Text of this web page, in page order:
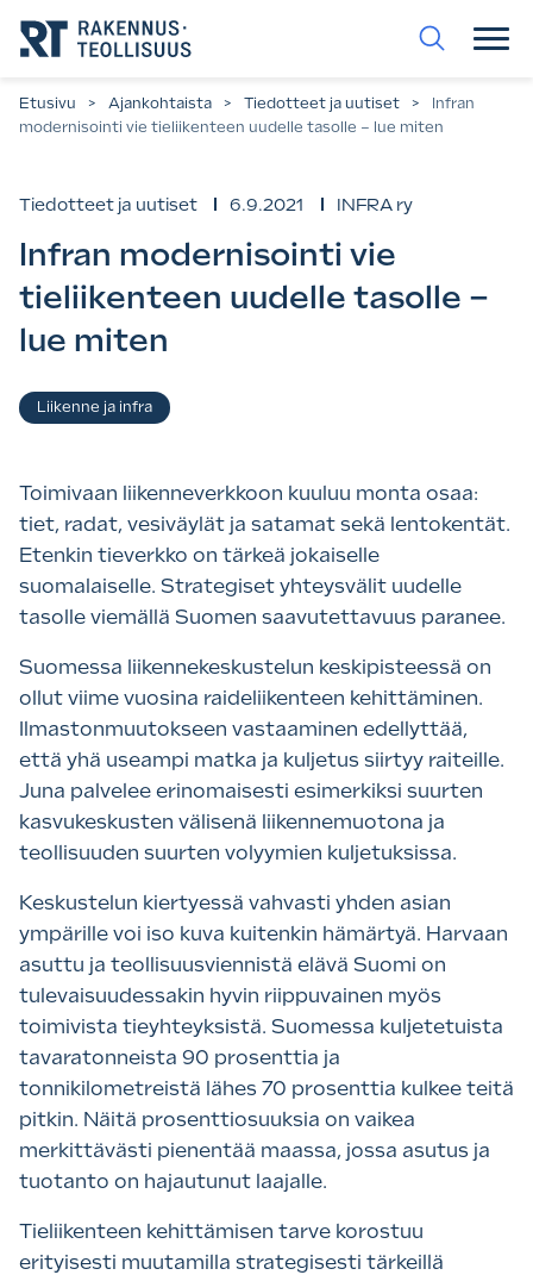
suoraan
sisältöön.
Etusivu > Ajankohtaista > Tiedotteet ja uutiset >
Infran
modernisointi vie tieliikenteen uudelle tasolle – lue miten
Tiedotteet ja uutiset 6.9.2021 INFRA ry
Infran modernisointi vie
tieliikenteen uudelle tasolle –
lue miten
Asiasanat
Liikenne ja infra
Toimivaan liikenneverkkoon kuuluu monta osaa:
tiet, radat, vesiväylät ja satamat sekä lentokentät.
Etenkin tieverkko on tärkeä jokaiselle
suomalaiselle. Strategiset yhteysvälit uudelle
tasolle viemällä Suomen saavutettavuus paranee.
Suomessa liikennekeskustelun keskipisteessä on
ollut viime vuosina raideliikenteen kehittäminen.
Ilmastonmuutokseen vastaaminen edellyttää,
että yhä useampi matka ja kuljetus siirtyy raiteille.
Juna palvelee erinomaisesti esimerkiksi suurten
kasvukeskusten välisenä liikennemuotona ja
teollisuuden suurten volyymien kuljetuksissa.
Keskustelun kiertyessä vahvasti yhden asian
ympärille voi iso kuva kuitenkin hämärtyä. Harvaan
asuttu ja teollisuusviennistä elävä Suomi on
tulevaisuudessakin hyvin riippuvainen myös
toimivista tieyhteyksistä. Suomessa kuljetetuista
tavaratonneista 90 prosenttia ja
tonnikilometreistä lähes 70 prosenttia kulkee teitä
pitkin. Näitä prosenttiosuuksia on vaikea
merkittävästi pienentää maassa, jossa asutus ja
tuotanto on hajautunut laajalle.
Tieliikenteen kehittämisen tarve korostuu
erityisesti muutamilla strategisesti tärkeillä